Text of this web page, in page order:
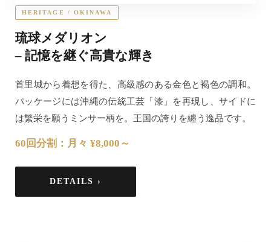
HERITAGE / OKINAWA
琉球メダリオン
– 記憶を継ぐ高貴な輝き
首里城から着想を得た、高級感のある金色と褐色の調和。
パッケージには沖縄の伝統工芸「漆」を再現し、サイドに
は繁栄を願うミンサー柄を。王国の誇りを纏う逸品です。
60回分割：月々 ¥8,000～
DETAILS ›